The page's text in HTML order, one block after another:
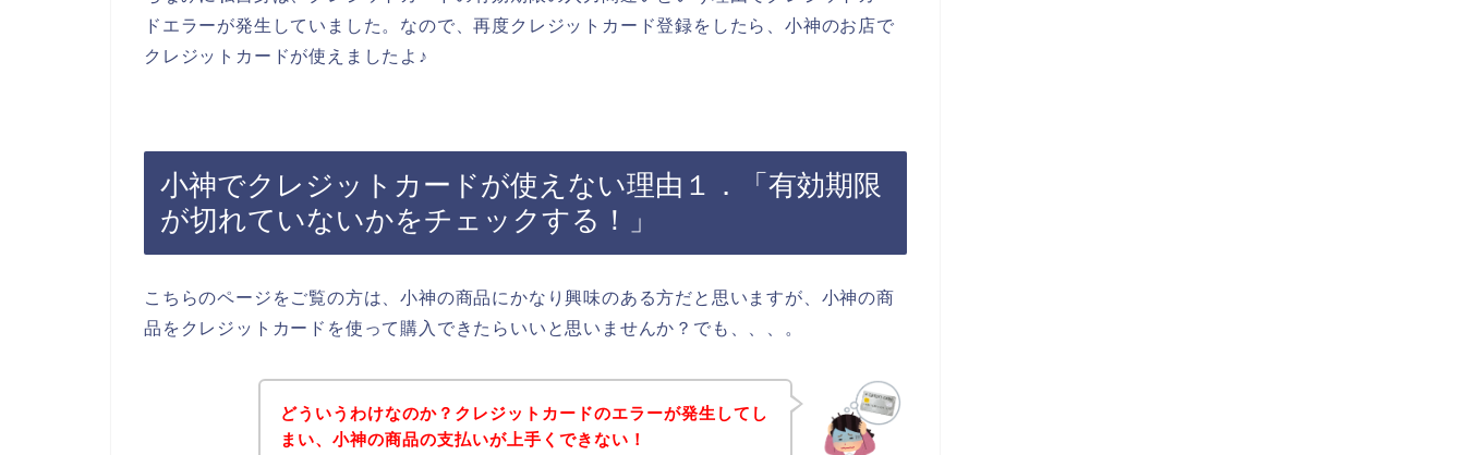
ドエラーが発生していました。なので、再度クレジットカード登録をしたら、小神のお店で
クレジットカードが使えましたよ♪
小神でクレジットカードが使えない理由１．「有効期限
が切れていないかをチェックする！」
こちらのページをご覧の方は、小神の商品にかなり興味のある方だと思いますが、小神の商
品をクレジットカードを使って購入できたらいいと思いませんか？でも、、、。
どういうわけなのか？クレジットカードのエラーが発生してし
まい、小神の商品の支払いが上手くできない！